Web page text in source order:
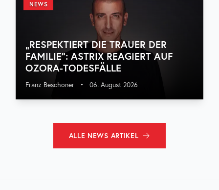
NEWS
„RESPEKTIERT DIE TRAUER DER
FAMILIE“: ASTRIX REAGIERT AUF
OZORA-TODESFÄLLE
Franz Beschoner • 06. August 2026
ALLE NEWS ARTIKEL